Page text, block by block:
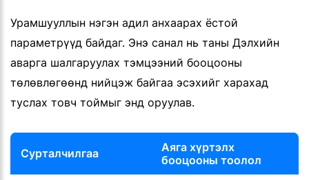
Урамшууллын нэгэн адил анхаарах ёстой
параметрүүд байдаг. Энэ санал нь таны Дэлхийн
аварга шалгаруулах тэмцээний бооцооны
төлөвлөгөөнд нийцэж байгаа эсэхийг харахад
туслах товч тоймыг энд оруулав.
Сурталчилгаа
Аяга хүртэлх
бооцооны тоолол